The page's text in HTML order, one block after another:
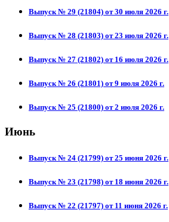
Выпуск № 29 (21804) от 30 июля 2026 г.
Выпуск № 28 (21803) от 23 июля 2026 г.
Выпуск № 27 (21802) от 16 июля 2026 г.
Выпуск № 26 (21801) от 9 июля 2026 г.
Выпуск № 25 (21800) от 2 июля 2026 г.
Июнь
Выпуск № 24 (21799) от 25 июня 2026 г.
Выпуск № 23 (21798) от 18 июня 2026 г.
Выпуск № 22 (21797) от 11 июня 2026 г.